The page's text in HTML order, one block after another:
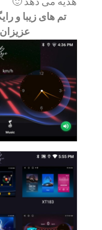
تم های زیبا و